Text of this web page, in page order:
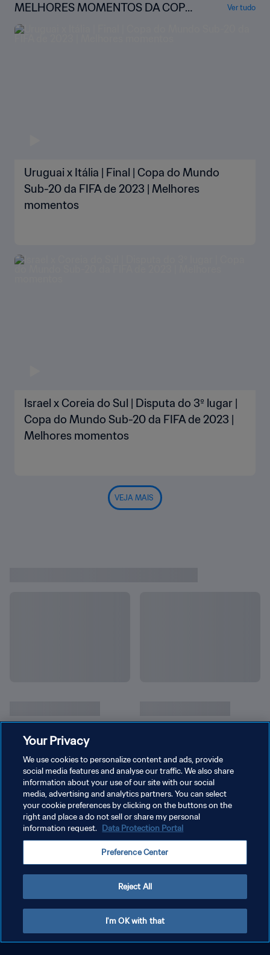
MELHORES MOMENTOS DA COPA
DO MUNDO SUB-20 DA FIFA ARGE
NTINA 2023™
Ver tudo
Uruguai x Itália | Final | Copa do Mundo
Sub-20 da FIFA de 2023 | Melhores
momentos
Israel x Coreia do Sul | Disputa do 3º lugar |
Copa do Mundo Sub-20 da FIFA de 2023 |
Melhores momentos
VEJA MAIS
As lições sobre James Rodríguez no
Mundial sub-20
Your Privacy
We use cookies to personalize content and ads, provide
social media features and analyse our traffic. We also share
information about your use of our site with our social
media, advertising and analytics partners. You can select
your cookie preferences by clicking on the buttons on the
right and place a do not sell or share my personal
information request. Data Protection Portal
Preference Center
Reject All
I'm OK with that